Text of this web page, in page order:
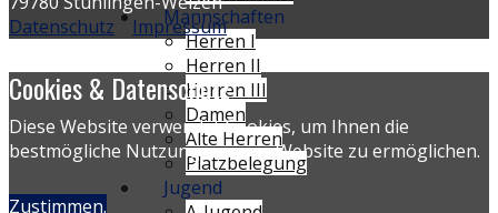
Mannschaften
Herren I
Herren II
Herren III
Damen
Alte Herren
Platzbelegung
Jugend
Datenschutz
Impressum
Cookies & Datenschutz
Diese Website verwendet Cookies, um Ihnen die
bestmögliche Nutzung unserer Website zu ermöglichen.
Zustimmen.